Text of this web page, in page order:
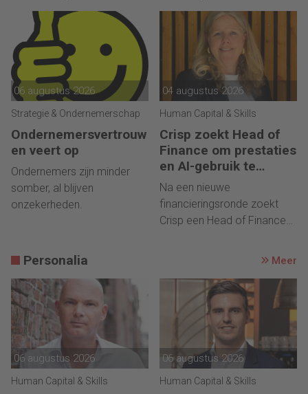
06 augustus 2026
Strategie & Ondernemerschap
Ondernemersvertrouw
en veert op
Ondernemers zijn minder
somber, al blijven
onzekerheden.
04 augustus 2026
Human Capital & Skills
Crisp zoekt Head of
Finance om prestaties
en AI-gebruik te
versnellen
Na een nieuwe
financieringsronde zoekt
Crisp een Head of Finance
Personalia Meer
06 augustus 2026
Human Capital & Skills
06 augustus 2026
Human Capital & Skills